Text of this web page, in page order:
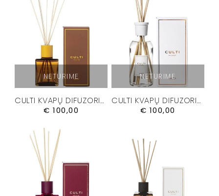
NETURIME
CULTI KVAPŲ DIFUZORIUS “DELICIA” 500 ML.
€ 100,00
NETURIME
CULTI KVAPŲ DIFUZORIUS “GRATIA” 500 ML.
€ 100,00